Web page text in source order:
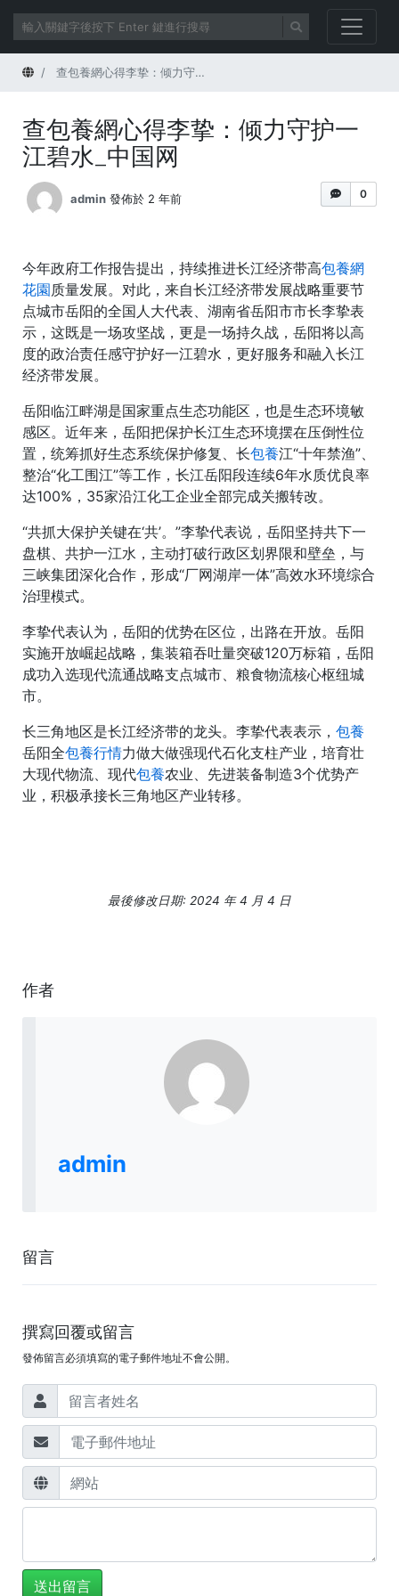
首頁 查包養網心得李挚：倾力守护一江碧水_中国网
查包養網心得李挚：倾力守护一
江碧水_中国网
0
admin 發佈於 2 年前
今年政府工作报告提出，持续推进长江经济带高包養網
花園质量发展。对此，来自长江经济带发展战略重要节
点城市岳阳的全国人大代表、湖南省岳阳市市长李挚表
示，这既是一场攻坚战，更是一场持久战，岳阳将以高
度的政治责任感守护好一江碧水，更好服务和融入长江
经济带发展。
岳阳临江畔湖是国家重点生态功能区，也是生态环境敏
感区。近年来，岳阳把保护长江生态环境摆在压倒性位
置，统筹抓好生态系统保护修复、长包養江“十年禁渔”、
整治“化工围江”等工作，长江岳阳段连续6年水质优良率
达100%，35家沿江化工企业全部完成关搬转改。
“共抓大保护关键在‘共’。”李挚代表说，岳阳坚持共下一
盘棋、共护一江水，主动打破行政区划界限和壁垒，与
三峡集团深化合作，形成“厂网湖岸一体”高效水环境综合
治理模式。
李挚代表认为，岳阳的优势在区位，出路在开放。岳阳
实施开放崛起战略，集装箱吞吐量突破120万标箱，岳阳
成功入选现代流通战略支点城市、粮食物流核心枢纽城
市。
长三角地区是长江经济带的龙头。李挚代表表示， 包養
岳阳全包養行情力做大做强现代石化支柱产业，培育壮
大现代物流、现代包養农业、先进装备制造3个优势产
业，积极承接长三角地区产业转移。
最後修改日期: 2024 年 4 月 4 日
作者
admin
留言
撰寫回覆或留言
發佈留言必須填寫的電子郵件地址不會公開。